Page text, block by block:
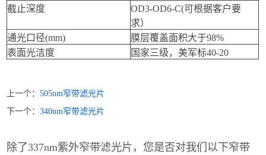
截止深度
OD3-OD6-C(可根据客户要
求）
通光口径(mm)
膜层覆盖面积大于98%
表面光洁度
国家三级，美军标40-20
上一个：505nm窄带滤光片
下一个：340nm窄带滤光片
除了337nm紫外窄带滤光片，您是否对我们以下窄带